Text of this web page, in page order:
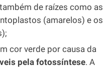
de raízes como as
(amarelos) e os
cor verde por causa da
pela fotossíntese. A